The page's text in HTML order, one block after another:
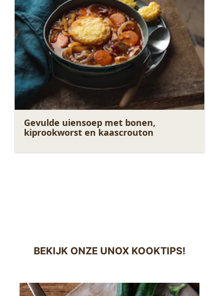
Gevulde uiensoep met bonen,
kiprookworst en kaascrouton
BEKIJK ONZE UNOX KOOKTIPS!